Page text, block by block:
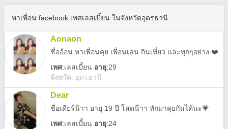
หาเพื่อน facebook เพศเลสเบี้ยน ในจังหวัดอุดรธานี
Aonaon
ชื่ออ้อน หาเพื่อนคุย เพื่อนเล่น กินเที่ยว และทุกๆอย่าง ❤️
เพศ:เลสเบี้ยน อายุ:29
จังหวัด: อุดรธานี
Dear
ชื่อเดียร์น๊าา อายุ 19 ปี โสดน๊าา ทักมาคุยกันได้นะ💗
เพศ:เลสเบี้ยน อายุ:24